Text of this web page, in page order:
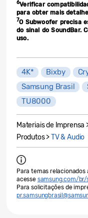
6Verificar
para obter mais
7O Subwoofer precisa
do sinal do SoundBar.
uso.
4K* Bixby
Samsung Brasil
TU8000
Materiais de Imprensa
Produtos >TV & Audio
Para temas relacionados
acesse samsung.com/br/
Para solicitações de